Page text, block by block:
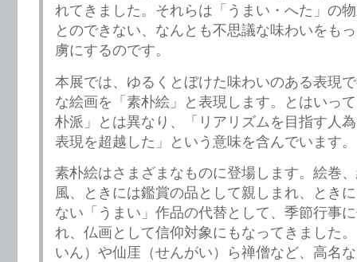
れてきました。それらは「うまい・へた」の
とのできない、なんとも不思議な味わいをも
虜にするのです。
本展では、ゆるくとぼけた味わいのある表現
な絵画を「素朴絵」と表現します。とはいっ
朴派」とは異なり、「リアリズムを目指す人
表現を超越した」という意味を含んでいます。
素朴絵はさまざまなものに登場します。絵巻
風、ときには鑑賞の品として親しまれ、とき
ない「うまい」作品の代替として、季節行事
れ、仏画として信仰対象にもなってきました
いん）や仙厓（せんがい）ら禅僧など、高名